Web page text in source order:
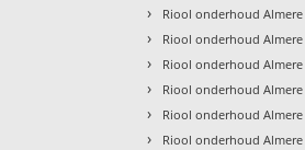
› Riool onderhoud
› Riool onderhoud
› Riool onderhoud
› Riool onderhoud
› Riool onderhoud
› Riool onderhoud